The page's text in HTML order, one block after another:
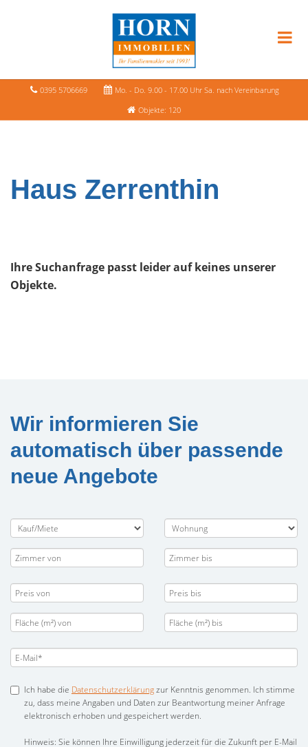
0395 5706669
Mo. - Do. 9.00 - 17.00 Uhr Sa. nach Vereinbarung
Objekte: 120
Haus Zerrenthin
Ihre Suchanfrage passt leider auf keines unserer
Objekte.
Wir informieren Sie
automatisch über passende
neue Angebote
Ich habe die Datenschutzerklärungzur Kenntnis genommen. Ich stimme
zu, dass meine Angaben und Daten zur Beantwortung meiner Anfrage
elektronisch erhoben und gespeichert werden.
Hinweis: Sie können Ihre Einwilligung jederzeit für die Zukunft per E-Mail